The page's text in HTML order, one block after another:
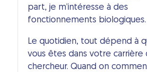
part, je m’intéresse à des
fonctionnements biologiques.
Le quotidien, tout dépend à
vous êtes dans votre carrière
chercheur. Quand on